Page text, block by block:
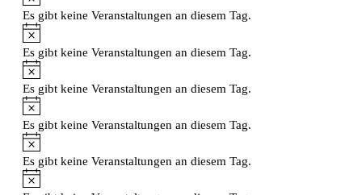
Es gibt keine Veranstaltungen an diesem Tag.
Hinweis
Es gibt keine Veranstaltungen an diesem Tag.
Hinweis
Es gibt keine Veranstaltungen an diesem Tag.
Hinweis
Es gibt keine Veranstaltungen an diesem Tag.
Hinweis
Es gibt keine Veranstaltungen an diesem Tag.
Hinweis